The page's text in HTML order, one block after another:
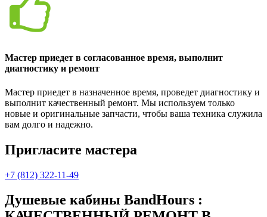
Мастер приедет в согласованное время, выполнит
диагностику и ремонт
Мастер приедет в назначенное время, проведет диагностику и
выполнит качественный ремонт. Мы используем только
новые и оригинальные запчасти, чтобы ваша техника служила
вам долго и надежно.
Пригласите мастера
+7 (812) 322-11-49
Душевые кабины BandHours :